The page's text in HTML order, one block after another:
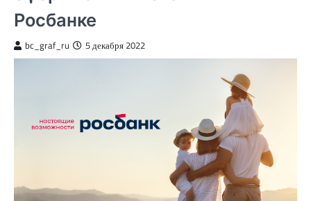
Росбанке
bc_graf_ru 5 декабря 2022